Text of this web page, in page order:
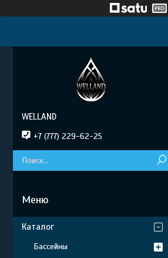
WELLAND
+7 (777) 229-62-25
Каталог
Бассейны